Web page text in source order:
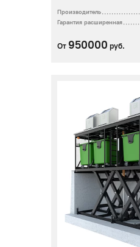
Производитель
Гарантия расширенная
От 950000 руб.